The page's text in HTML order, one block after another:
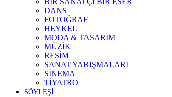
DANS
FOTOĞRAF
HEYKEL
MODA & TASARIM
MÜZİK
RESİM
SANAT YARIŞMALARI
SİNEMA
TİYATRO
SÖYLEŞİ